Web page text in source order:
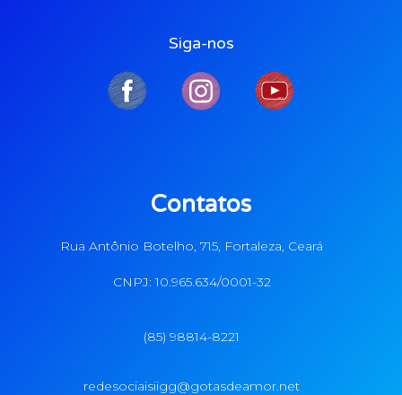
Siga-nos
Contatos
Rua Antônio Botelho, 715, Fortaleza, Ceará
CNPJ: 10.965.634/0001-32
(85) 98814-8221
redesociaisiigg@gotasdeamor.net